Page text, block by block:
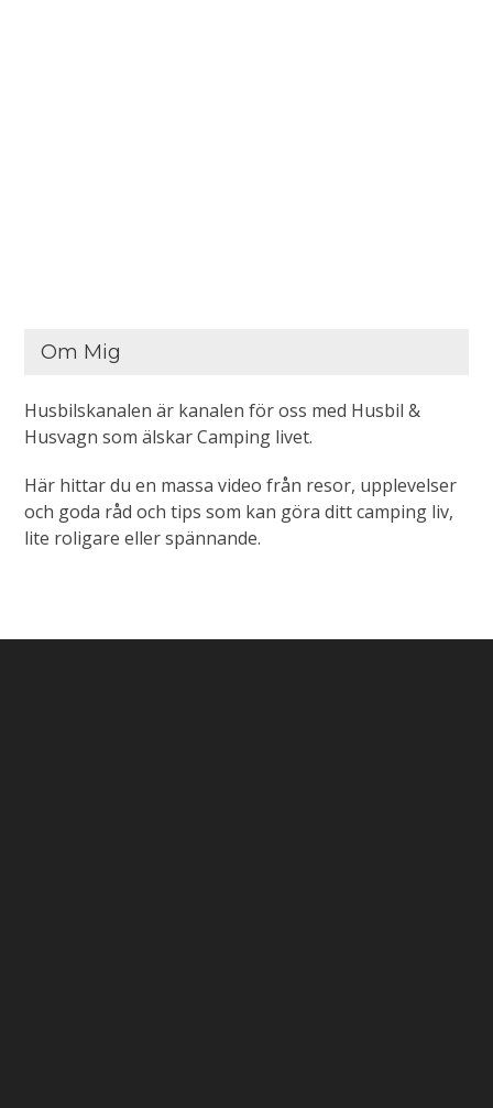
Om Mig
Husbilskanalen är kanalen för oss med Husbil &
Husvagn som älskar Camping livet.
Här hittar du en massa video från resor, upplevelser
och goda råd och tips som kan göra ditt camping liv,
lite roligare eller spännande.